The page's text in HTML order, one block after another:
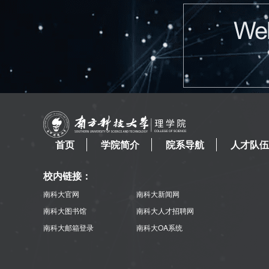
首页 学院简介 院系导航 人才队伍
校内链接：
南科大官网
南科大新闻网
南科大图书馆
南科大人才招聘网
南科大邮箱登录
南科大OA系统